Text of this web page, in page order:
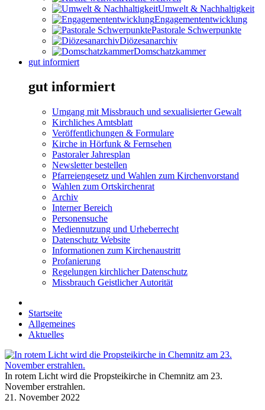
Umwelt & Nachhaltigkeit
Engagemententwicklung
Pastorale Schwerpunkte
Diözesanarchiv
Domschatzkammer
gut informiert
gut informiert
Umgang mit Missbrauch und sexualisierter Gewalt
Kirchliches Amtsblatt
Veröffentlichungen & Formulare
Kirche in Hörfunk & Fernsehen
Pastoraler Jahresplan
Newsletter bestellen
Pfarreiengesetz und Wahlen zum Kirchenvorstand
Wahlen zum Ortskirchenrat
Archiv
Interner Bereich
Personensuche
Mediennutzung und Urheberrecht
Datenschutz Website
Informationen zum Kirchenaustritt
Profanierung
Regelungen kirchlicher Datenschutz
Missbrauch Geistlicher Autorität
Startseite
Allgemeines
Aktuelles
In rotem Licht wird die Propsteikirche in Chemnitz am 23.
November erstrahlen.
21. November 2022